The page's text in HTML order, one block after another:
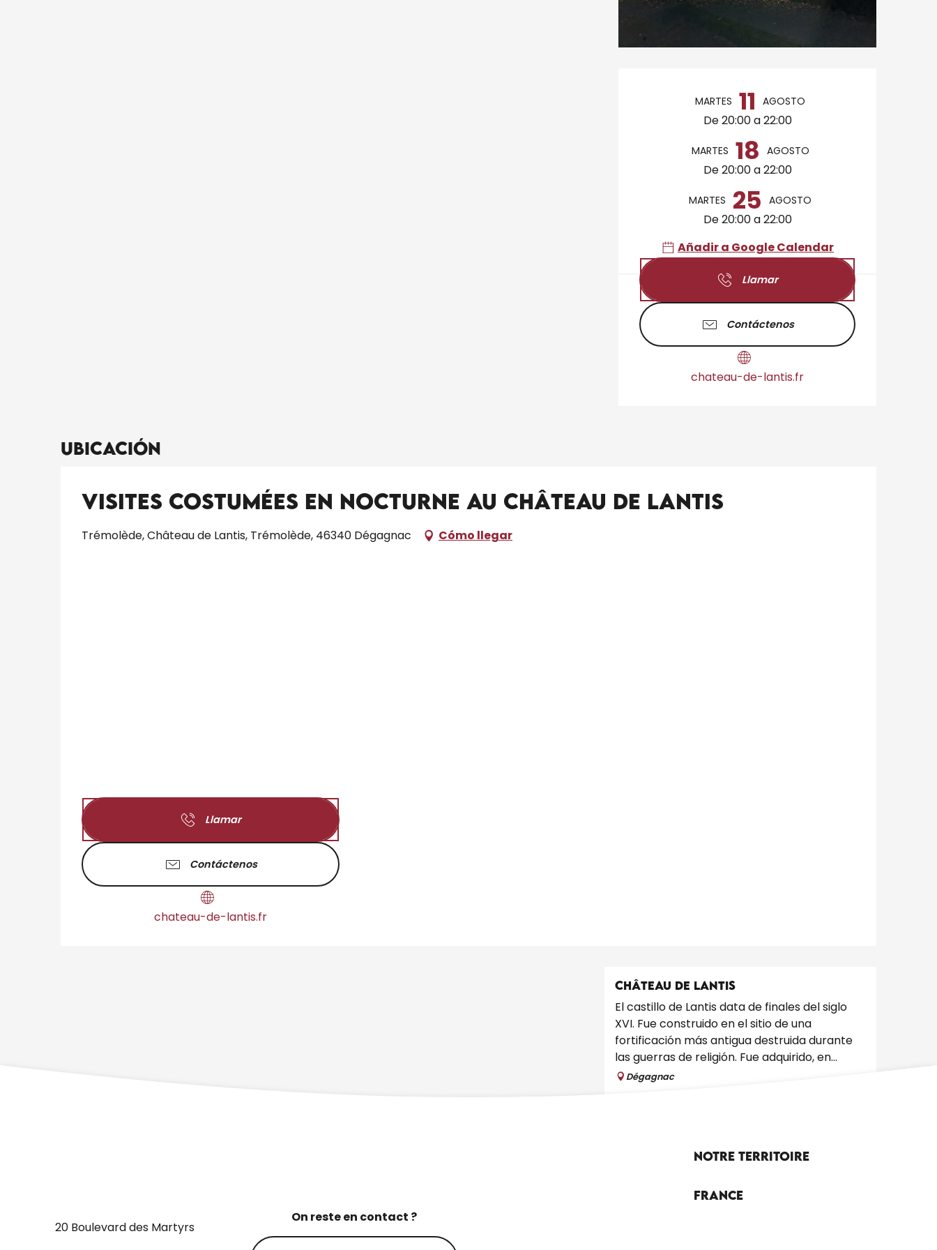
Horarios y datos de
MARTES 11 AGOSTO
De 20:00 a 22:00
MARTES 18 AGOSTO
De 20:00 a 22:00
MARTES 25 AGOSTO
De 20:00 a 22:00
Añadir a Google Calendar
Llamar
Contáctenos
chateau-de-lantis.fr
Ubicación
Visites costumées en nocturne au Château de Lantis
Trémolède, Château de Lantis, Trémolède, 46340 Dégagnac Cómo llegar
Llamar
Contáctenos
chateau-de-lantis.fr
CHÂTEAU DE LANTIS
El castillo de Lantis data de finales del siglo
XVI. Fue construido en el sitio de una
fortificación más antigua destruida durante
las guerras de religión. Fue adquirido, en...
Dégagnac
20 Boulevard des Martyrs
On reste en contact ?
Notre territoire
France